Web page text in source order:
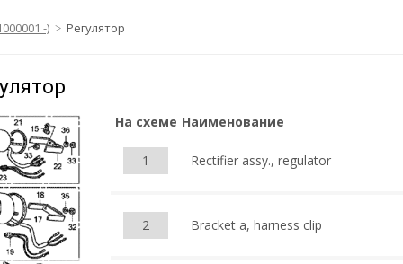
-) Регулятор
На схеме Наименование
1 Rectifier assy., regulator
2 Bracket a, harness clip